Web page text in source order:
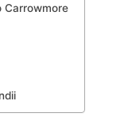
Carrowmore